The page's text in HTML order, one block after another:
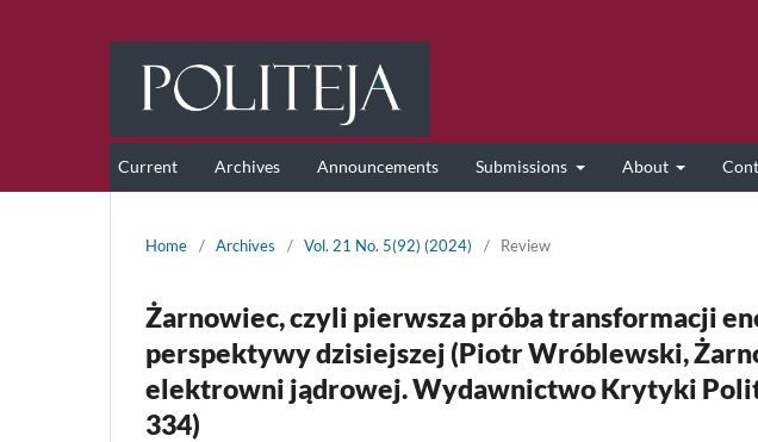
Current Archives Announcements Submissions About
Home / Archives / Vol. 21 No. 5(92) (2024) / Review
Żarnowiec, czyli pierwsza próba transformacji
perspektywy dzisiejszej (Piotr Wróblewski,
elektrowni jądrowej. Wydawnictwo Krytyki
334)